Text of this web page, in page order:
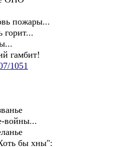
пожары...
горит...
гамбит!
1051
войны...
бы хны":